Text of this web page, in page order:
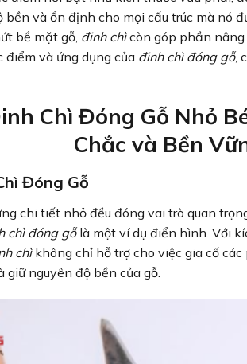
và ổn định cho mọi cấu trúc mà nó
bề mặt gỗ, đinh chìcòn góp phần nâng
điểm và ứng dụng của đinh chì đóng gỗ,
Chì Đóng Gỗ Nhỏ
Chắc và Bền
Đóng Gỗ
chi tiết nhỏ đều đóng vai trò quan
chì đóng gỗlà một ví dụ điển hình. Với
chìkhông chỉ hỗ trợ cho việc gia cố
nguyên độ bền của gỗ.